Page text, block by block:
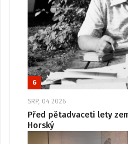
6
SRP, 04 2026
Před pětadvaceti lety
Horský